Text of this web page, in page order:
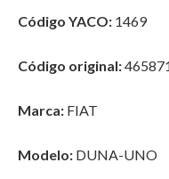
Código YACO: 1469
Código original:
Marca: FIAT
Modelo: DUNA-UNO